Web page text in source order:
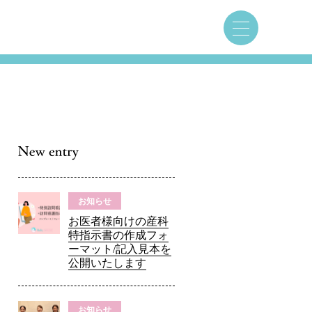
お知らせ
お医者様向けの産科
特指示書の作成フォ
ーマット/記入見本を
公開いたします
お知らせ